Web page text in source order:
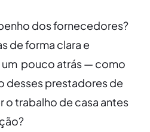
dos fornecedores?
de forma clara e
um pouco atrás — como
desses prestadores de
o trabalho de casa antes